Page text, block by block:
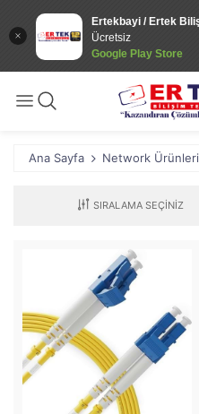
Ertekbayi / Ertek
Ücretsiz
Google Play Store
Ana Sayfa Network Ürünleri